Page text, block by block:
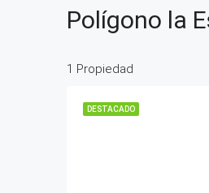
Polígono la
1 Propiedad
DESTACADO